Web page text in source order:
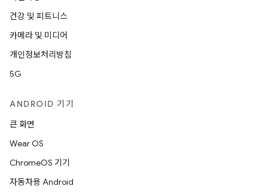
건강 및 피트니스
카메라 및 미디어
개인정보처리방침
5G
ANDROID 기기
큰 화면
Wear OS
ChromeOS 기기
자동차용 Android